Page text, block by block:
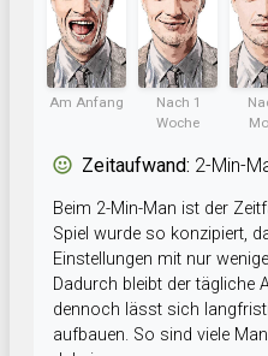
Am Anfang
Nach 1
Woche
Zeitaufwand: 2-Min-
Beim 2-Min-Man ist der
Spiel wurde so konzipiert,
Einstellungen mit nur
Dadurch bleibt der tägliche
dennoch lässt sich
aufbauen. So sind viele